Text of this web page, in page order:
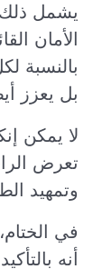
يشمل ذلك
بالنسبة
بل يعزز
لا يمكن
وتمهيد
أنه